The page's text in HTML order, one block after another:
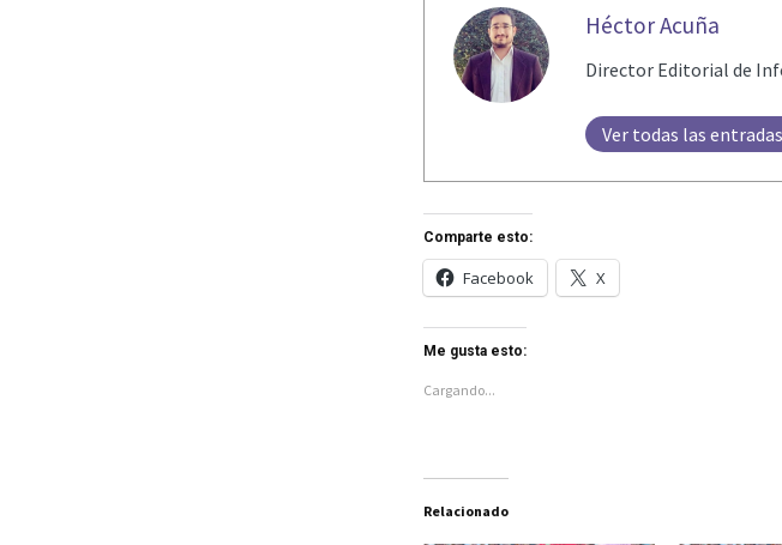
Héctor Acuña
Director Editorial de
Ver todas las entradas
Comparte esto:
Facebook X
Me gusta esto:
Cargando...
Relacionado